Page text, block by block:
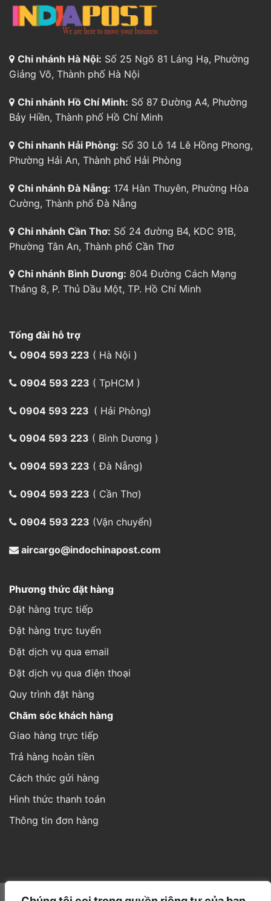
Chi nhánh Hà Nội: Số 25 Ngõ 81 Láng Hạ, Phường
Giảng Võ, Thành phố Hà Nội
Chi nhánh Hồ Chí Minh: Số 87 Đường A4, Phường
Bảy Hiền, Thành phố Hồ Chí Minh
Chi nhanh Hải Phòng: Số 30 Lô 14 Lê Hồng Phong,
Phường Hải An, Thành phố Hải Phòng
Chi nhánh Đà Nẵng: 174 Hàn Thuyên, Phường Hòa
Cường, Thành phố Đà Nẵng
Chi nhánh Cần Thơ: Số 24 đường B4, KDC 91B,
Phường Tân An, Thành phố Cần Thơ
Chi nhánh Bình Dương: 804 Đường Cách Mạng
Tháng 8, P. Thủ Dầu Một, TP. Hồ Chí Minh
Tổng đài hỗ trợ
0904 593 223 ( Hà Nội )
0904 593 223 ( TpHCM )
0904 593 223 ( Hải Phòng)
0904 593 223 ( Bình Dương )
0904 593 223 ( Đà Nẵng)
0904 593 223 ( Cần Thơ)
0904 593 223 (Vận chuyển)
aircargo@indochinapost.com
Phương thức đặt hàng
Đặt hàng trực tiếp
Đặt hàng trực tuyến
Đặt dịch vụ qua email
Đặt dịch vụ qua điện thoại
Quy trình đặt hàng
Chăm sóc khách hàng
Giao hàng trực tiếp
Trả hàng hoàn tiền
Cách thức gửi hàng
Hình thức thanh toán
Thông tin đơn hàng
Website được thiết kế và phát triển bởi IT Á Châu Media